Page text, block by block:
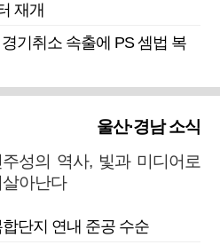
재개
기취소 속출에 PS 셈법 복
울산·경남 소식
주성의 역사, 빛과 미디어로
살아난다
단지 연내 준공 수순